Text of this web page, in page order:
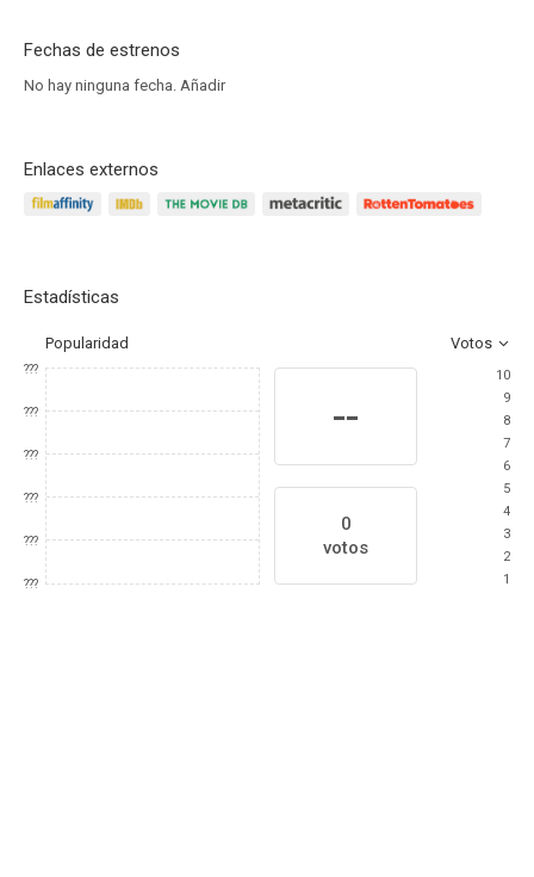
Fechas de estrenos
No hay ninguna fecha. Añadir
Enlaces externos
Estadísticas
Popularidad Votos
???
???
???
???
???
???
--
0
votos
10
9
8
7
6
5
4
3
2
1